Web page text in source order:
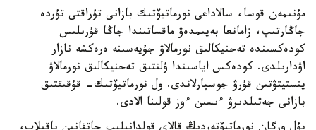
مۇنىمەن قوسا، سالاداعى نورماتيۆتىك بازانى تۇراقتى تۇردە
جاڭارتىپ، زامانعا بەيىمدەۋ ماقساتىندا جاڭا قۇرىلىس
كودەكسىندە تەحنيكالىق نورمالاۋ جۇيەسىنە ەرەكشە نازار
اۋدارىلدى. كودەكس اياسىندا ۇلتتىق تەحنيكالىق نورمالاۋ
ينستيتۋتىن قۇرۋ جوسپارلاندى. ول نورماتيۆتىك- قۇقىقتىق
بازانى جەتىلدىرۋ ءىسىن ءوز قولىنا الادى.